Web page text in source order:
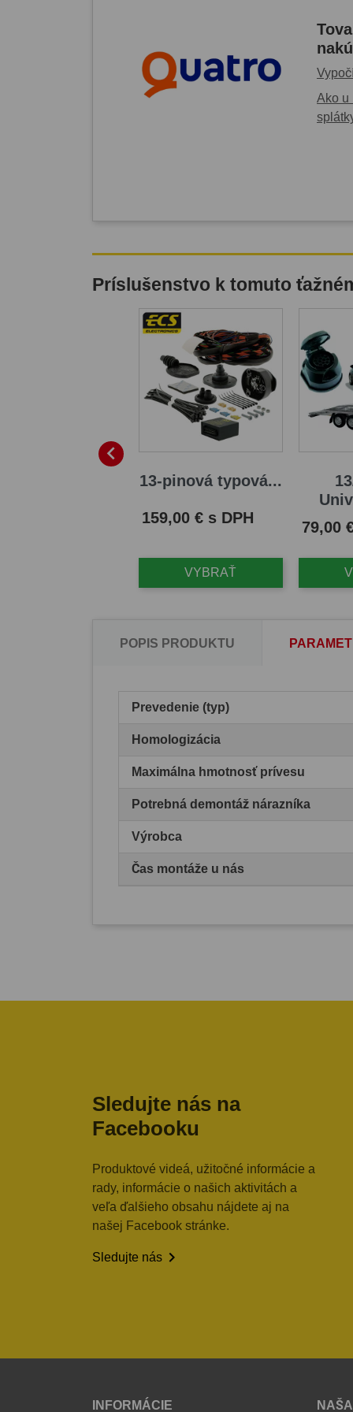
Ako u
Príslušenstvo k tomuto

13-pinová typová...
Cena
159,00 € s DPH
VYBRAŤ
Cena
79,00
POPIS PRODUKTU
Prevedenie (typ)
Homologizácia
Maximálna hmotnosť prívesu
Potrebná demontáž nárazníka
Výrobca
Čas montáže u nás
Sledujte nás na
Facebooku
Produktové videá, užitočné informácie a
rady, informácie o našich aktivitách a
veľa ďalšieho obsahu nájdete aj na
našej Facebook stránke.
Sledujte nás 
INFORMÁCIE